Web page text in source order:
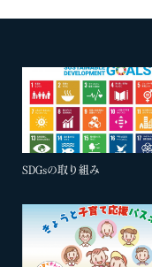
SDGsの取り組み